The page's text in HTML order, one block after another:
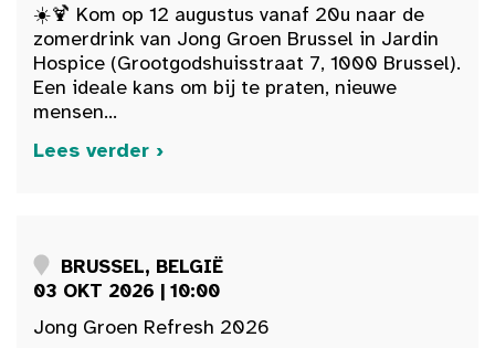
☀️🍹 Kom op 12 augustus vanaf 20u naar de
zomerdrink van Jong Groen Brussel in Jardin
Hospice (Grootgodshuisstraat 7, 1000 Brussel).
Een ideale kans om bij te praten, nieuwe
mensen...
Lees verder ›
BRUSSEL, BELGIË
03 OKT 2026 | 10:00
Jong Groen Refresh 2026